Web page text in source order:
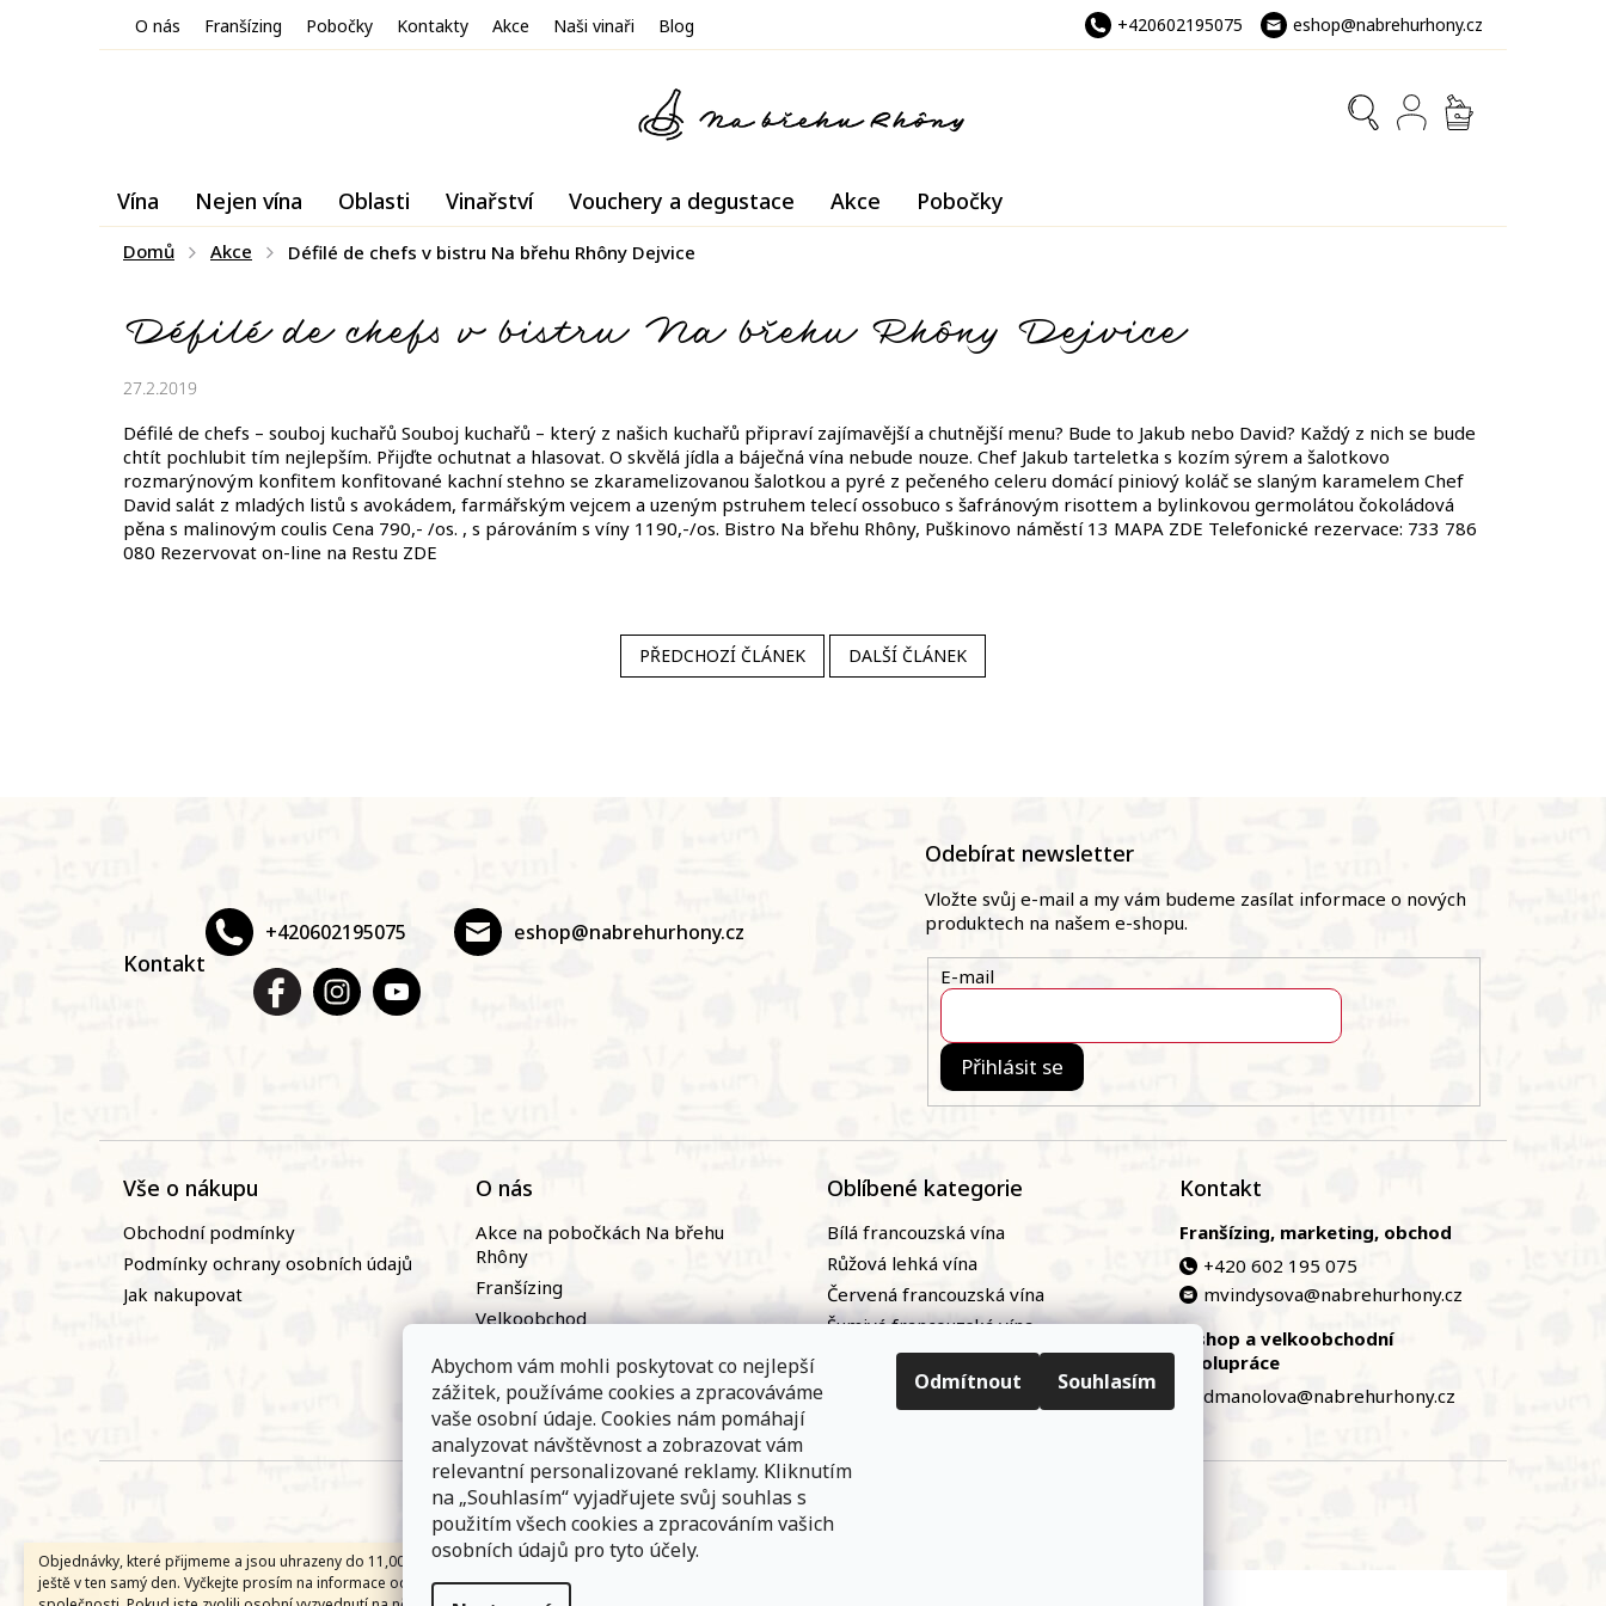
Abychom vám mohli poskytovat co nejlepší
zážitek, používáme cookies a zpracováváme
vaše osobní údaje. Cookies nám pomáhají
analyzovat návštěvnost a zobrazovat vám
relevantní personalizované reklamy. Kliknutím
na „Souhlasím“ vyjadřujete svůj souhlas s
použitím všech cookies a zpracováním vašich
osobních údajů pro tyto účely.
Odmítnout Souhlasím
Objednávky, které přijmeme a jsou uhrazeny do 11,00 hodin expedujeme
ještě v ten samý den. Vyčkejte prosím na informace od přepravní
+420602195075 eshop@nabrehurhony.cz
O nás Franšízing Pobočky Kontakty Akce Naši vinaři Blog
NÁKUPNÍ
KOŠÍK
Vína Nejen vína Oblasti Vinařství Vouchery a degustace Akce Pobočky
Domů Akce Défilé de chefs v bistru Na břehu Rhôny Dejvice
Défilé de chefs v bistru Na břehu Rhôny Dejvice
27.2.2019
Défilé de chefs – souboj kuchařů Souboj kuchařů – který z našich kuchařů připraví zajímavější a chutnější menu? Bude to Jakub nebo David? Každý z nich se bude
chtít pochlubit tím nejlepším. Přijďte ochutnat a hlasovat. O skvělá jídla a báječná vína nebude nouze. Chef Jakub tarteletka s kozím sýrem a šalotkovo
rozmarýnovým konfitem konfitované kachní stehno se zkaramelizovanou šalotkou a pyré z pečeného celeru domácí piniový koláč se slaným karamelem Chef
David salát z mladých listů s avokádem, farmářským vejcem a uzeným pstruhem telecí ossobuco s šafránovým risottem a bylinkovou germolátou čokoládová
pěna s malinovým coulis Cena 790,- /os. , s párováním s víny 1190,-/os. Bistro Na břehu Rhôny, Puškinovo náměstí 13 MAPA ZDE Telefonické rezervace: 733 786
080​ Rezervovat on-line na Restu ZDE
PŘEDCHOZÍ ČLÁNEK DALŠÍ ČLÁNEK
Kontakt
eshop@nabrehurhony.cz
+420602195075
Odebírat newsletter
Vložte svůj e-mail a my vám budeme zasílat informace o nových
produktech na našem e-shopu.
E-mail
Přihlásit se
Vše o nákupu
Obchodní podmínky
Podmínky ochrany osobních údajů
Jak nakupovat
O nás
Akce na pobočkách Na břehu
Rhôny
Franšízing
Velkoobchod
Novinky
Zaměstnání
Oblíbené kategorie
Bílá francouzská vína
Růžová lehká vína
Červená francouzská vína
Šumivá francouzská vína
Naturální / přírodní francouzská
Bag-in-box
Kontakt
Franšízing, marketing, obchod
+420 602 195 075
mvindysova@nabrehurhony.cz
E-shop a velkoobchodní
spolupráce
dmanolova@nabrehurhony.cz